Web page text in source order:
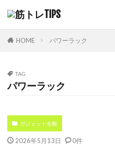
HOME パワーラック
TAG
パワーラック
ガジェット全般
2026年5月13日 0件